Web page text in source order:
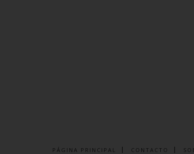
PÁGINA PRINCIPAL CONTACTO